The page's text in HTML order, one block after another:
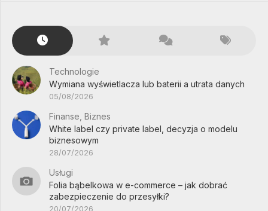
Technologie
Wymiana wyświetlacza lub baterii a utrata danych
05/08/2026
Finanse, Biznes
White label czy private label, decyzja o modelu
biznesowym
28/07/2026
Usługi
Folia bąbelkowa w e-commerce – jak dobrać
zabezpieczenie do przesyłki?
20/07/2026